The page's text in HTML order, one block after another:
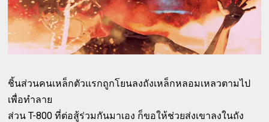
ชิ้นส่วนคนเหล็กตัวแรกถูกโยนลงถังเหล็กหลอมเหลวตามไป
เพื่อทำลาย
ส่วน T-800 ที่ต่อสู้ร่วมกันมาเอง ก็ขอให้ช่วยส่งเขาลงในถัง